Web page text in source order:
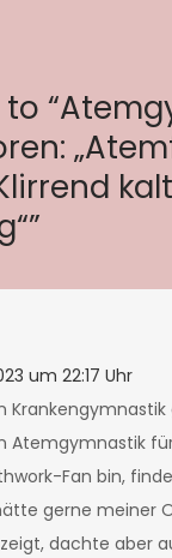
to
um 22:17 Uhr
Atemgymnastik
Fan bin,
gerne meiner
dachte aber